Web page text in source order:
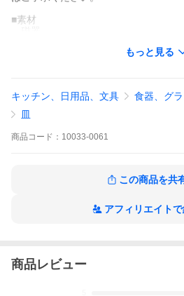
■素材
発送の目安は、それぞれの商品ページ
文・決済・発送・欠品等についてのお
させて頂きます。
必ず受信できるメールアドレスをご登
メージはお使いの環境により、実際と
もっと見る
キッチン、日用品、文具 食器、グ
皿
商品 コード： 10033-0061
この商品を共
アフィリエイト
商品レビュー